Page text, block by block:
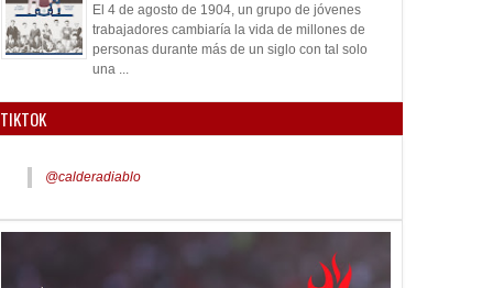
El 4 de agosto de 1904, un grupo de jóvenes
trabajadores cambiaría la vida de millones de
personas durante más de un siglo con tal solo
una ...
TIKTOK
@calderadiablo